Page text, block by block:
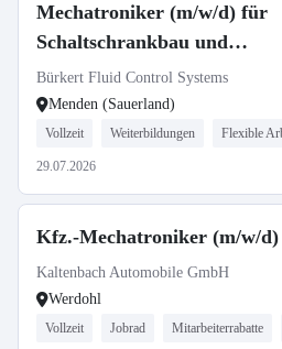
Mechatroniker (m/w/d) für
Schaltschrankbau und
Prototypenfertigung
Bürkert Fluid Control Systems
Menden (Sauerland)
Vollzeit Weiterbildungen Flexible
29.07.2026
Kfz.-Mechatroniker (m/w/d)
Kaltenbach Automobile GmbH
Werdohl
Vollzeit Jobrad Mitarbeiterrabatte